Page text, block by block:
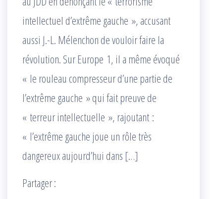
intellectuel d’extrême gauche », accusant
aussi J.-L. Mélenchon de vouloir faire la
révolution. Sur Europe 1, il a même évoqué
« le rouleau compresseur d’une partie de
l’extrême gauche » qui fait preuve de
« terreur intellectuelle », rajoutant :
« l’extrême gauche joue un rôle très
dangereux aujourd’hui dans […]
Partager :